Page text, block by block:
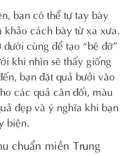
bạn có thể tự tay bày
cách bày từ xa xưa.
cùng để tạo “bệ đỡ”
khi nhìn sẽ thấy giống
bạn đặt quả bưởi vào
các quả cân đối, màu
đẹp và ý nghĩa khi bạn
biện.
chuẩn miền Trung